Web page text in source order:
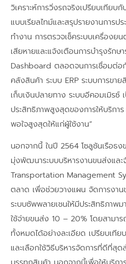
วิเคราะห์การวิ่งรถจริงเปรียบเทีย
แบบเรียลไทม์และสรุปรายงานการป
ทำงาน การตรวจเช็คระบบเครื่อง
เสียหายและแจ้งเตือนการบำรุงรักษ
Dashboard ตลอดจนการเชื่อมต่อ
คลังสินค้า ระบบ ERP ระบบการขาย
เก็บเงินปลายทาง ระบบอีคอมเมิร
ประสิทธิภาพสูงสุดของการให้บริกา
พอใจสูงสุดให้แก่ผู้ใช้งาน”
นอกจากนี้ ในปี 2564 โซลูชันเรือธ
มุ่งพัฒนาระบบบริหารงานขนส่งและ
Transportation Management
ตลาด เพื่อช่วยวางแผน จัดการงาน
ระบบซัพพลายเชนให้มีประสิทธิภา
ใช้จ่ายขนส่ง 10 – 20% โดยสามาร
ทั้งหมดได้อย่างละเอียด เปรียบเทีย
และเลือกใช้วิธีบริหารจัดการที่ดีที่สุ